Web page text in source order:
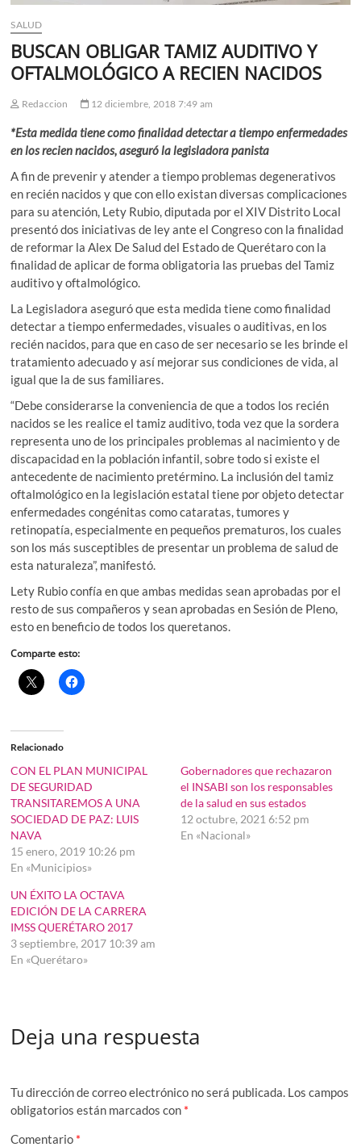
SALUD
BUSCAN OBLIGAR TAMIZ AUDITIVO Y
OFTALMOLÓGICO A RECIEN NACIDOS
Redaccion 12 diciembre, 2018 7:49 am
*Esta medida tiene como finalidad detectar a tiempo enfermedades
en los recien nacidos, aseguró la legisladora panista
A fin de prevenir y atender a tiempo problemas degenerativos
en recién nacidos y que con ello existan diversas complicaciones
para su atención, Lety Rubio, diputada por el XIV Distrito Local
presentó dos iniciativas de ley ante el Congreso con la finalidad
de reformar la Alex De Salud del Estado de Querétaro con la
finalidad de aplicar de forma obligatoria las pruebas del Tamiz
auditivo y oftalmológico.
La Legisladora aseguró que esta medida tiene como finalidad
detectar a tiempo enfermedades, visuales o auditivas, en los
recién nacidos, para que en caso de ser necesario se les brinde el
tratamiento adecuado y así mejorar sus condiciones de vida, al
igual que la de sus familiares.
“Debe considerarse la conveniencia de que a todos los recién
nacidos se les realice el tamiz auditivo, toda vez que la sordera
representa uno de los principales problemas al nacimiento y de
discapacidad en la población infantil, sobre todo si existe el
antecedente de nacimiento pretérmino. La inclusión del tamiz
oftalmológico en la legislación estatal tiene por objeto detectar
enfermedades congénitas como cataratas, tumores y
retinopatía, especialmente en pequeños prematuros, los cuales
son los más susceptibles de presentar un problema de salud de
esta naturaleza”, manifestó.
Lety Rubio confía en que ambas medidas sean aprobadas por el
resto de sus compañeros y sean aprobadas en Sesión de Pleno,
esto en beneficio de todos los queretanos.
Comparte esto:
Relacionado
CON EL PLAN MUNICIPAL
DE SEGURIDAD
TRANSITAREMOS A UNA
SOCIEDAD DE PAZ: LUIS
NAVA
15 enero, 2019 10:26 pm
En «Municipios»
Gobernadores que rechazaron
el INSABI son los responsables
de la salud en sus estados
12 octubre, 2021 6:52 pm
En «Nacional»
UN ÉXITO LA OCTAVA
EDICIÓN DE LA CARRERA
IMSS QUERÉTARO 2017
3 septiembre, 2017 10:39 am
En «Querétaro»
Deja una respuesta
Tu dirección de correo electrónico no será publicada. Los campos
obligatorios están marcados con *
Comentario *